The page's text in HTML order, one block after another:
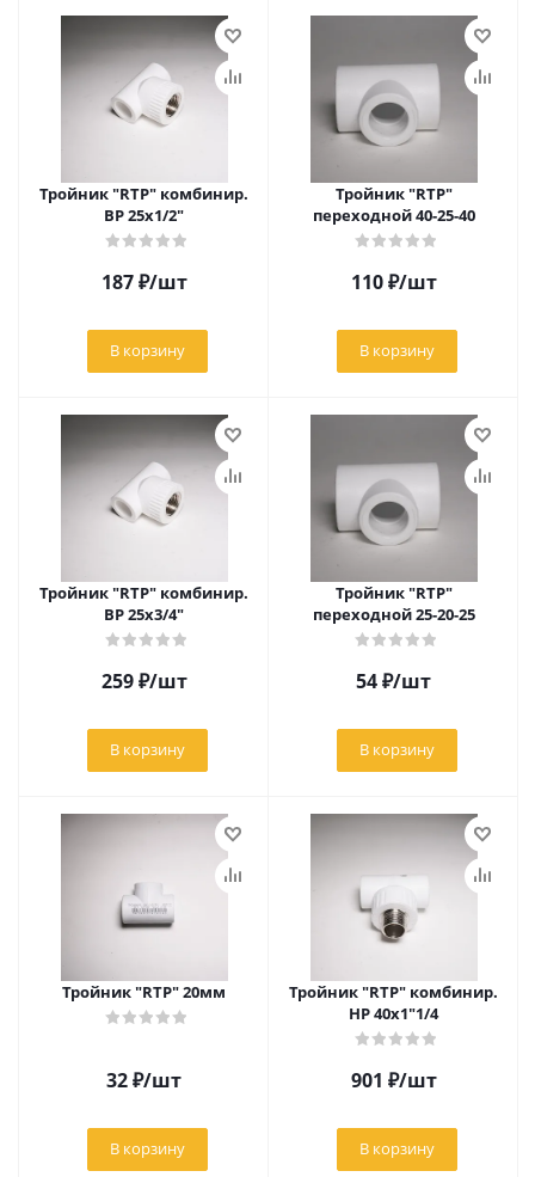
Тройник "RTP" комбинир.
ВР 25х1/2"
187₽/шт
В корзину
Тройник "RTP"
переходной 40-25-40
110₽/шт
В корзину
Тройник "RTP" комбинир.
ВР 25х3/4"
259₽/шт
В корзину
Тройник "RTP"
переходной 25-20-25
54₽/шт
В корзину
Тройник "RTP" 20мм
32₽/шт
В корзину
Тройник "RTP" комбинир.
НР 40х1"1/4
901 ₽/шт
В корзину